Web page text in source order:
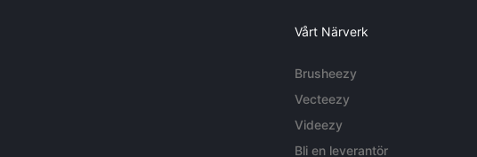
Vårt Närverk
Brusheezy
Vecteezy
Videezy
Bli en leverantör